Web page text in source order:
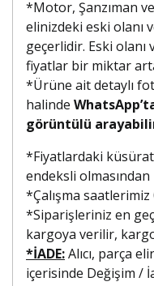
*Motor, Şanzıman
elinizdeki eski olanı
geçerlidir. Eski
fiyatlar bir miktar
*Ürüne ait detaylı
halinde
görüntülü
*Fiyatlardaki
endeksli
*Çalışma saatlerimiz
*Siparişleriniz en
kargoya verilir,
*İADE:Alıcı, parça
içerisinde Değişim /